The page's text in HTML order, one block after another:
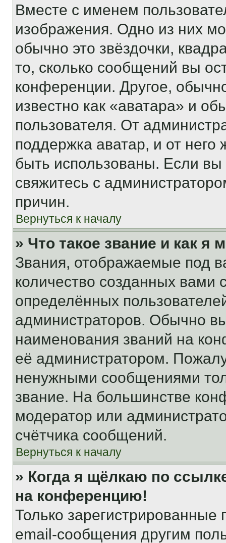
Вместе с именем
изображения. Одно из них
обычно это звёздочки,
то, сколько сообщений вы
конференции. Другое,
известно как «аватара» и
пользователя. От
поддержка аватар, и от него
быть использованы. Если
свяжитесь с
причин.
Вернуться к началу
» Что такое звание и как я
Звания, отображаемые под
количество созданных
определённых
администраторов. Обычно
наименования званий на
её администратором.
ненужными сообщениями
звание. На большинстве
модератор или
счётчика сообщений.
Вернуться к началу
» Когда я щёлкаю по
на конференцию!
Только зарегистрированные
email-сообщения другим